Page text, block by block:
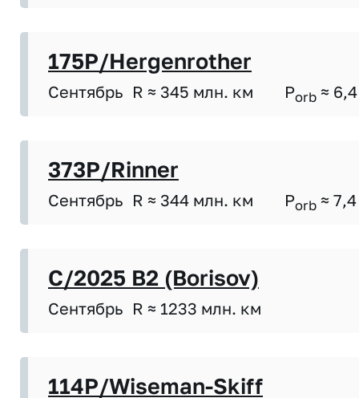
175P/Hergenrother
Сентябрь R ≈ 345 млн. км Porb ≈ 6,4
373P/Rinner
Сентябрь R ≈ 344 млн. км Porb ≈ 7,4
C/2025 B2 (Borisov)
Сентябрь R ≈ 1233 млн. км
114P/Wiseman-Skiff